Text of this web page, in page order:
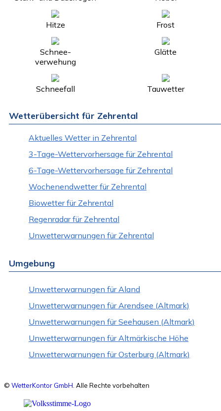
Hitze Frost
Schnee-
verwehung
Glätte
Schneefall Tauwetter
Wetterübersicht für Zehrental
Aktuelles Wetter in Zehrental
3-Tage-Wettervorhersage für Zehrental
6-Tage-Wettervorhersage für Zehrental
Wochenendwetter für Zehrental
Biowetter für Zehrental
Regenradar für Zehrental
Unwetterwarnungen für Zehrental
Umgebung
Unwetterwarnungen für Aland
Unwetterwarnungen für Arendsee (Altmark)
Unwetterwarnungen für Seehausen (Altmark)
Unwetterwarnungen für Altmärkische Höhe
Unwetterwarnungen für Osterburg (Altmark)
© WetterKontor GmbH . Alle Rechte vorbehalten